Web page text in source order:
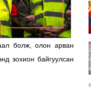
болж, олон арван
зохион байгуулсан